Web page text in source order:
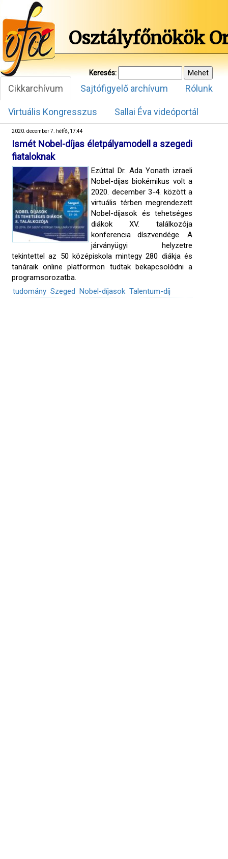
Osztályfőnökök
Keresés:
Cikkarchívum Sajtófigyelő archívum Rólunk
Virtuális Kongresszus Sallai Éva videóportál
2020. december 7. hétfő, 17:44
Ismét Nobel-díjas életpályamodell a szegedi
fiataloknak
Ezúttal Dr. Ada Yonath izraeli
Nobel-díjas biokémikus volt a
2020. december 3-4. között a
virtuális térben megrendezett
Nobel-díjasok és tehetséges
diákok XV. találkozója
konferencia díszvendége. A
járványügyi helyzetre
tekintettel az 50 középiskola mintegy 280 diákja és
tanáraik online platformon tudtak bekapcsolódni a
programsorozatba.
tudomány Szeged Nobel-díjasok Talentum-díj